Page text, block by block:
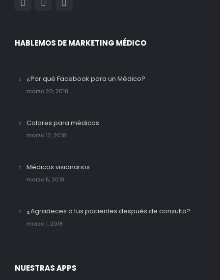
HABLEMOS DE MARKETING MÉDICO
¿Por qué Facebook para un Médico?
marzo 20, 2018
Colores para médicos
marzo 12, 2018
Médicos visionarios
marzo 5, 2018
¿Agradeces a tus pacientes después de consulta?
marzo 1, 2018
NUESTRAS APPS